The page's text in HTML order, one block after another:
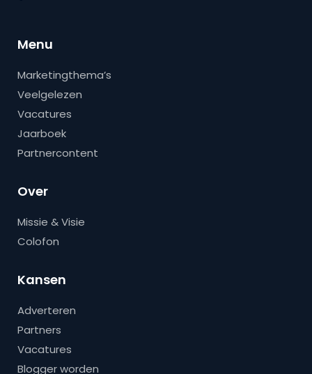
Menu
Marketingthema’s
Veelgelezen
Vacatures
Jaarboek
Partnercontent
Over
Missie & Visie
Colofon
Kansen
Adverteren
Partners
Vacatures
Blogger worden